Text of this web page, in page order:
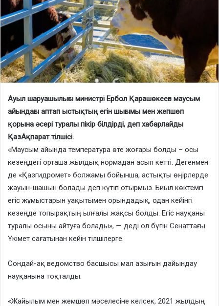
Ауыл шаруашылығы министрі Ербол Қарашөкеев маусым
айындағы аптап ыстықтың егін шығымы мен жепшөп
қорына әсері туралы пікір білдірді, деп хабарлайды
ҚазАқпарат тілшісі.
«Маусым айында температура өте жоғары болды – осы
кезеңдегі орташа жылдық нормадан асып кетті. Дегенмен
де «Қазгидромет» болжамы бойынша, астықты өңірлерде
жауын-шашын болады деп күтіп отырмыз. Биыл көктемгі
егіс жұмыстарын уақытымен орындадық, одан кейінгі
кезеңде топырақтың ылғалы жақсы болды. Егіс науқаны
туралы осыны айтуға болады», — деді ол бүгін Сенаттағы
Үкімет сағатынан кейін тілшілерге.
Сондай-ақ ведомство басшысы мал азығын дайындау
науқанына тоқталды.
«Жайылым мен жемшөп мәселесіне келсек, 2021 жылдың